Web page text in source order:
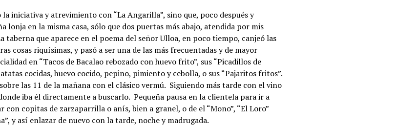
iniciativa y atrevimiento con “La Angarilla”, sino que, poco después y
lonja en la misma casa, sólo que dos puertas más abajo, atendida por mis
taberna que aparece en el poema del señor Ulloa, en poco tiempo, canjeó las
cosas riquísimas, y pasó a ser una de las más frecuentadas y de mayor
en “Tacos de Bacalao rebozado con huevo frito”, sus “Picadillos de
cocidas, huevo cocido, pepino, pimiento y cebolla, o sus “Pajaritos fritos”.
las 11 de la mañana con el clásico vermú. Siguiendo más tarde con el vino
iba él directamente a buscarlo. Pequeña pausa en la clientela para ir a
copitas de zarzaparrilla o anís, bien a granel, o de el “Mono”, “El Loro”
y así enlazar de nuevo con la tarde, noche y madrugada.